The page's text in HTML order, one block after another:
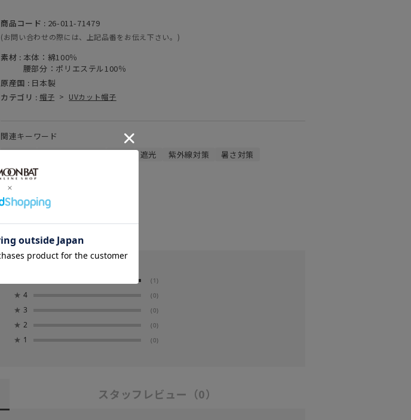
商品コード : 26-011-71479
(お問い合わせの際には、上記品番をお伝え下さい。)
素材 : 本体：綿100％
腰部分：ポリエステル100％
原産国 : 日本製
カテゴリ : 帽子 > UVカット帽子
関連キーワード
遮光 紫外線対策
暑さ対策
サイズ調整
(1)
★ 4 (0)
★ 3 (0)
★ 2 (0)
★ 1 (0)
スタッフレビュー （0）